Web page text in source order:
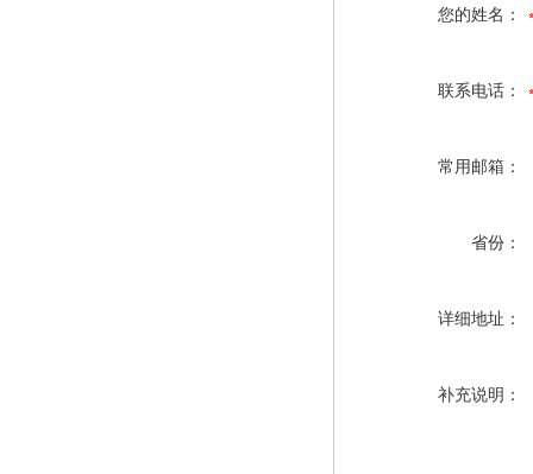
您的姓名：
联系电话：
常用邮箱：
省份：
详细地址：
补充说明：